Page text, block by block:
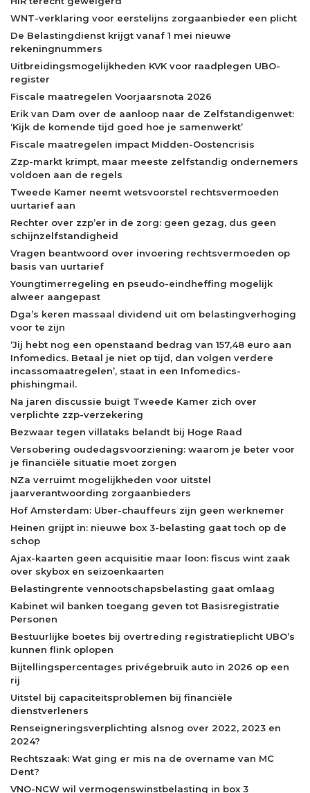
WNT-verklaring voor eerstelijns zorgaanbieder een plicht
De Belastingdienst krijgt vanaf 1 mei nieuwe
rekeningnummers
Uitbreidingsmogelijkheden KVK voor raadplegen UBO-
register
Fiscale maatregelen Voorjaarsnota 2026
Erik van Dam over de aanloop naar de Zelfstandigenwet:
‘Kijk de komende tijd goed hoe je samenwerkt’
Fiscale maatregelen impact Midden-Oostencrisis
Zzp-markt krimpt, maar meeste zelfstandig ondernemers
voldoen aan de regels
Tweede Kamer neemt wetsvoorstel rechtsvermoeden
uurtarief aan
Rechter over zzp’er in de zorg: geen gezag, dus geen
schijnzelfstandigheid
Vragen beantwoord over invoering rechtsvermoeden op
basis van uurtarief
Youngtimerregeling en pseudo-eindheffing mogelijk
alweer aangepast
Dga’s keren massaal dividend uit om belastingverhoging
voor te zijn
‘Jij hebt nog een openstaand bedrag van 157,48 euro aan
Infomedics. Betaal je niet op tijd, dan volgen verdere
incassomaatregelen’, staat in een Infomedics-
phishingmail.
Na jaren discussie buigt Tweede Kamer zich over
verplichte zzp-verzekering
Bezwaar tegen villataks belandt bij Hoge Raad
Versobering oudedagsvoorziening: waarom je beter voor
je financiële situatie moet zorgen
NZa verruimt mogelijkheden voor uitstel
jaarverantwoording zorgaanbieders
Hof Amsterdam: Uber-chauffeurs zijn geen werknemer
Heinen grijpt in: nieuwe box 3-belasting gaat toch op de
schop
Ajax-kaarten geen acquisitie maar loon: fiscus wint zaak
over skybox en seizoenkaarten
Belastingrente vennootschapsbelasting gaat omlaag
Kabinet wil banken toegang geven tot Basisregistratie
Personen
Bestuurlijke boetes bij overtreding registratieplicht UBO’s
kunnen flink oplopen
Bijtellingspercentages privégebruik auto in 2026 op een
rij
Uitstel bij capaciteitsproblemen bij financiële
dienstverleners
Renseigneringsverplichting alsnog over 2022, 2023 en
2024?
Rechtszaak: Wat ging er mis na de overname van MC
Dent?
VNO-NCW wil vermogenswinstbelasting in box 3